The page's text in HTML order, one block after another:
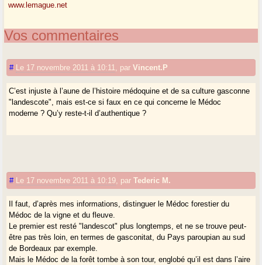
www.lemague.net
Vos commentaires
# Le 17 novembre 2011 à 10:11 parVincent.P
C’est injuste à l’aune de l’histoire médoquine et de sa culture gasconne
"landescote", mais est-ce si faux en ce qui concerne le Médoc
moderne ? Qu’y reste-t-il d’authentique ?
# Le 17 novembre 2011 à 10:19 parTederic M.
Il faut, d’après mes informations, distinguer le Médoc forestier du
Médoc de la vigne et du fleuve.
Le premier est resté "landescot" plus longtemps, et ne se trouve peut-
être pas très loin, en termes de gasconitat, du Pays paroupian au sud
de Bordeaux par exemple.
Mais le Médoc de la forêt tombe à son tour, englobé qu’il est dans l’aire